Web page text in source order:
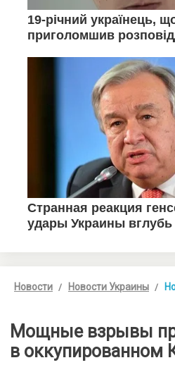
Новости Новости Украины
Мощные взрывы
в